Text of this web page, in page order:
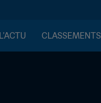
L'ACTU CLASSEMENTS